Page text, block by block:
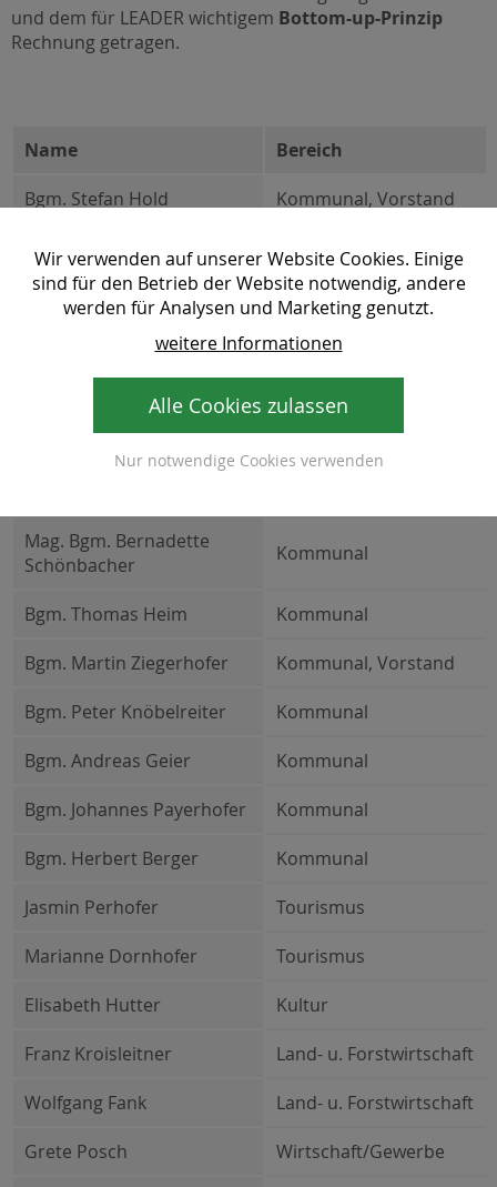
und dem für LEADER wichtigem Bottom-up-Prinzip
Rechnung getragen.
Name
Bereich
Bgm. Stefan Hold
Kommunal, Vorstand
Mag. Hermine Sackl
Bildung, Vorstand
Vzbgm. Erich Kager
Kommunal, Vorstand
Hannes Pimeshofer
Wirtschaft
Bgm. Oliver Felber
Kommunal, Vorstand
Mag. Bgm. Bernadette
Schönbacher
Kommunal
Bgm. Thomas Heim
Kommunal
Bgm. Martin Ziegerhofer
Kommunal, Vorstand
Bgm. Peter Knöbelreiter
Kommunal
Bgm. Andreas Geier
Kommunal
Bgm. Johannes Payerhofer
Kommunal
Bgm. Herbert Berger
Kommunal
Jasmin Perhofer
Tourismus
Marianne Dornhofer
Tourismus
Elisabeth Hutter
Kultur
Franz Kroisleitner
Land- u. Forstwirtschaft
Wolfgang Fank
Land- u. Forstwirtschaft
Grete Posch
Wirtschaft/Gewerbe
Wir verwenden auf unserer Website Cookies. Einige
sind für den Betrieb der Website notwendig, andere
werden für Analysen und Marketing genutzt.
weitere Informationen
Alle Cookies zulassen
Nur notwendige Cookies verwenden